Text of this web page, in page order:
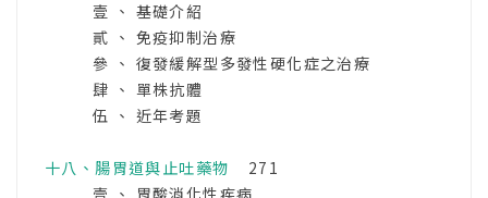
壹 、 基礎介紹
貳 、 免疫抑制治療
參 、 復發緩解型多發性硬化症之治療
肆 、 單株抗體
伍 、 近年考題
十八、腸胃道與止吐藥物
271
壹 、 胃酸消化性疾病